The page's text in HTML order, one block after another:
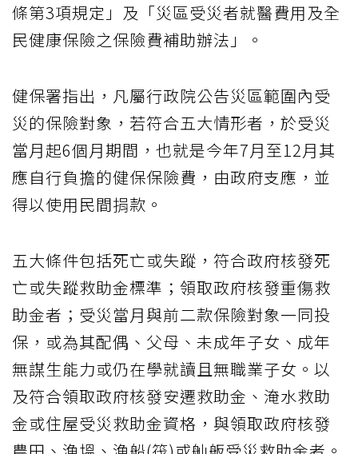
條第3項規定」及「災區受災者就醫費用及全
民健康保險之保險費補助辦法」。
健保署指出，凡屬行政院公告災區範圍內受
災的保險對象，若符合五大情形者，於受災
當月起6個月期間，也就是今年7月至12月其
應自行負擔的健保保險費，由政府支應，並
得以使用民間捐款。
五大條件包括死亡或失蹤，符合政府核發死
亡或失蹤救助金標準；領取政府核發重傷救
助金者；受災當月與前二款保險對象一同投
保，或為其配偶、父母、未成年子女、成年
無謀生能力或仍在學就讀且無職業子女。以
及符合領取政府核發安遷救助金、淹水救助
金或住屋受災救助金資格，與領取政府核發